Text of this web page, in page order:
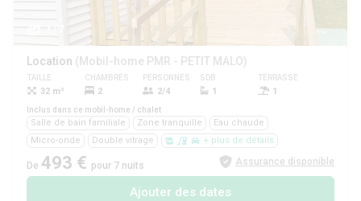
Location (Mobil-home PMR - PETIT MALO)
TAILLE
32 m²
CHAMBRES
2
PERSONNES
2/4
SDB
1
TERRASSE
1
Inclus dans ce mobil-home / chalet
Salle de bain familiale Zone tranquille
Eau chaude
Micro-onde
Double vitrage + plus de détails
De 493 € pour 7 nuits Assurance disponible
Ajouter des dates